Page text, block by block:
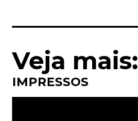
Veja mais:
IMPRESSOS